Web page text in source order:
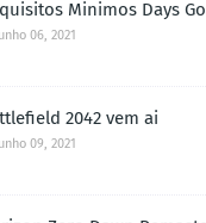
Minimos Days
06, 2021
2042 vem ai
09, 2021